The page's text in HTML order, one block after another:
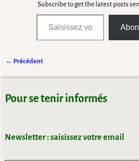
Subscribe to get the latest posts
← Précédent
Pour se tenir informés
Newsletter : saisissez votre email